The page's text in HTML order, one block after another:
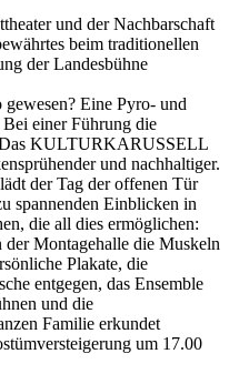
und der Nachbarschaft
beim traditionellen
der Landesbühne
Eine Pyro- und
einer Führung die
Das KULTURKARUSSELL
und nachhaltiger.
der Tag der offenen Tür
spannenden Einblicken in
die all dies ermöglichen:
Montagehalle die Muskeln
Plakate, die
entgegen, das Ensemble
und die
Familie erkundet
um 17.00